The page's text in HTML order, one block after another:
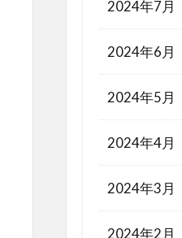
2024年7月
2024年6月
2024年5月
2024年4月
2024年3月
2024年2月